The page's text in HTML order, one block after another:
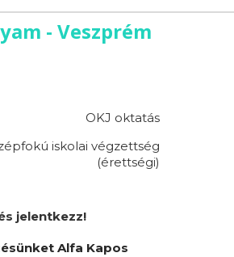
- Veszprém
OKJ oktatás
iskolai végzettség
(érettségi)
jelentkezz!
Alfa Kapos